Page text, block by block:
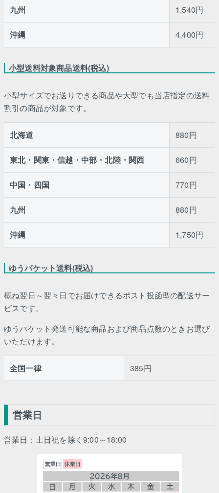
九州 1,540円
沖縄 4,400円
小型送料対象商品送料(税込)
小型サイズでお送りできる商品や大型でも当店指定の送料
割引の商品が対象です。
北海道 880円
東北・関東・信越・中部・北陸・関西 660円
中国・四国 770円
九州 880円
沖縄 1,750円
ゆうパケット送料(税込)
概ね翌日～翌々日でお届けできるポスト投函型の配送サー
ビスです。
ゆうパケット発送可能な商品および商品点数のときお選び
いただけます。
全国一律 385円
営業日
営業日：土日祝を除く9:00～18:00